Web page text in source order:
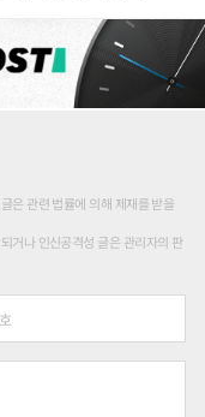
은 관련 법률에 의해 제재를 받을
거나 인신공격성 글은 관리자의 판